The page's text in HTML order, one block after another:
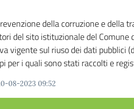
della corruzione e
del sito istituzionale del
vigente sul riuso dei dati
per i quali sono stati raccolti e
08-2023 09:52